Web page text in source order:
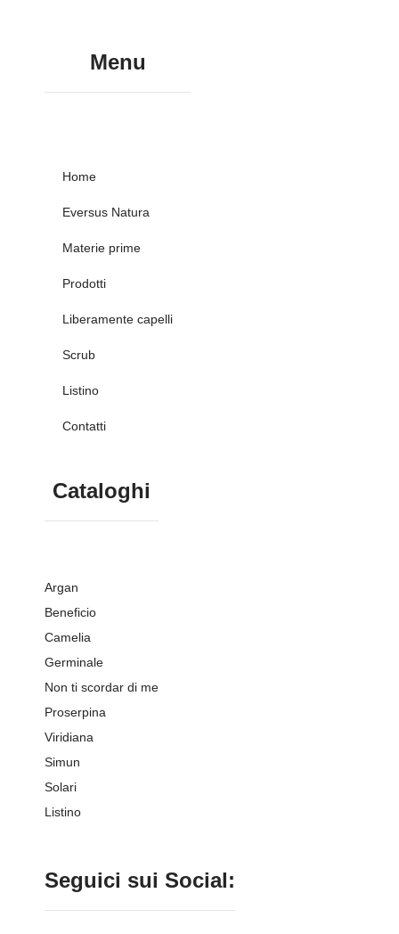
Menu
Home
Eversus Natura
Materie prime
Prodotti
Liberamente capelli
Scrub
Listino
Contatti
Cataloghi
Argan
Beneficio
Camelia
Germinale
Non ti scordar di me
Proserpina
Viridiana
Simun
Solari
Listino
Seguici sui Social: